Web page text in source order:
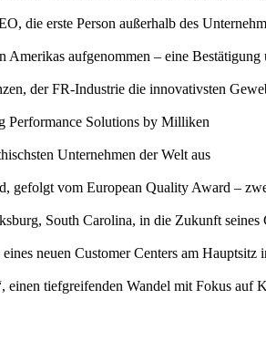
die erste Person außerhalb des
aufgenommen – eine
der FR-Industrie die innovativsten
Performance Solutions by Milliken
Unternehmen der Welt aus
gefolgt vom European Quality Award –
South Carolina, in die Zukunft seines
neuen Customer Centers am Hauptsitz
einen tiefgreifenden Wandel mit Fokus